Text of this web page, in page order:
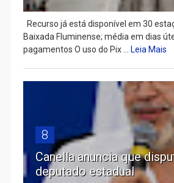
Recurso já está disponível em 30
Baixada Fluminense; média em dias
pagamentos O uso do Pix ...
Leia Mais
8
Canella anuncia que
deputado estadual